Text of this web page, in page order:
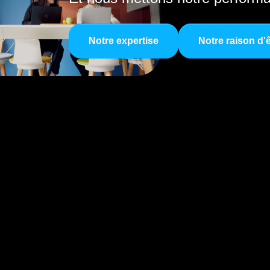
Notre expertise Notre raison